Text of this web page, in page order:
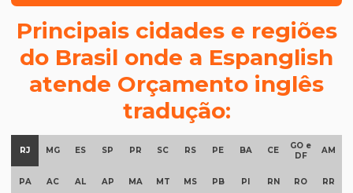
Degravação inglês
Degravação judicial
Degravação judicial de áudio
Degravação tradução
Documentos para tradução juramentada
Empresa de degravação de audiência
Empresa de degravação de audiência em brasília
Principais cidades e regiões
do Brasil onde a Espanglish
atende Orçamento inglês
tradução:
RJ MG ES SP PR SC RS PE BA CE
GO e
DF
AM
PA AC AL AP MA MT MS PB PI RN RO RR